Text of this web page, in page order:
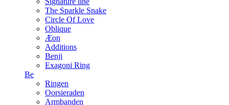
The Sparkle Snake
Circle Of Love
Oblique
Æon
Additions
Benji
Exagoni Ring
Be
Ringen
Oorsieraden
Armbanden